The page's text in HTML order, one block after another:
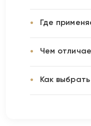
Где
Чем
Как